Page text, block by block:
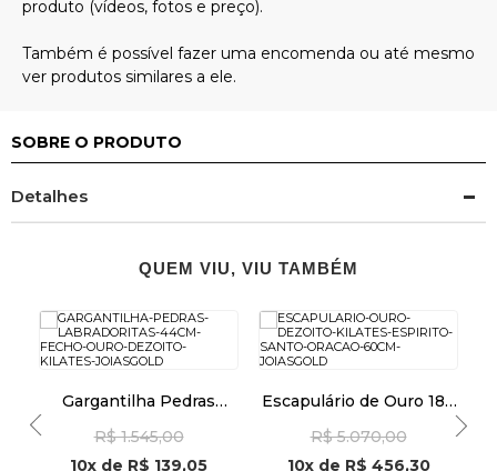
SOBRE O PRODUTO
Detalhes
QUEM VIU, VIU TAMBÉM
Gargantilha Pedras
com Fecho de Ouro 18k
ga08578
R$ 1.545,00
10x de R$ 139,05
Escapulário de Ouro 18k
Oração de 60cm
ga08536
R$ 5.070,00
10xde R$ 456,30
OFERTAS